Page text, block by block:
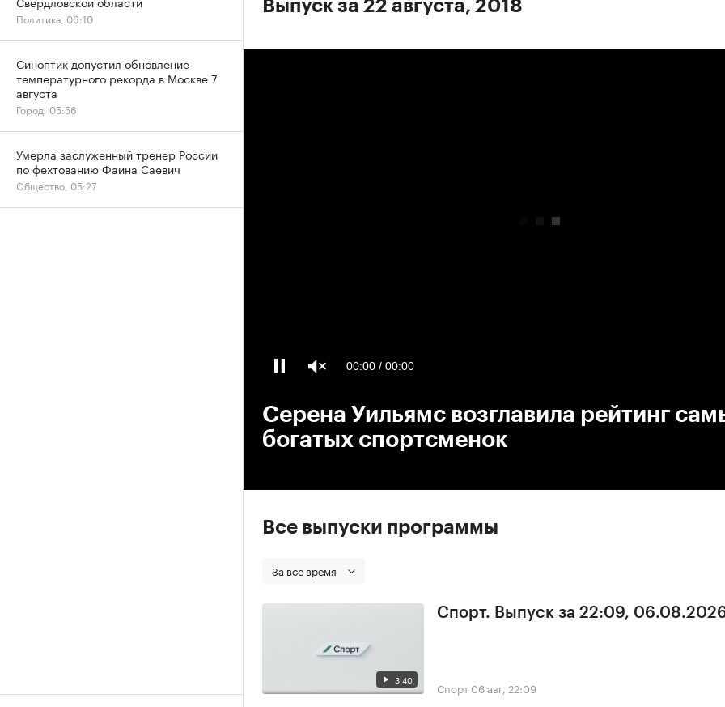
Выпуск за 22 августа, 2018
00:00 / 00:00
Серена Уильямс возглавила рейтинг
богатых спортсменок
Все выпуски программы
За все время
3:40
Спорт. Выпуск за 22:09,
Спорт 06 авг, 22:09
Политика, 06:10
Синоптик допустил обновление
температурного рекорда в Москве 7
августа
Город, 05:56
Умерла заслуженный тренер России
по фехтованию Фаина Саевич
Общество, 05:27